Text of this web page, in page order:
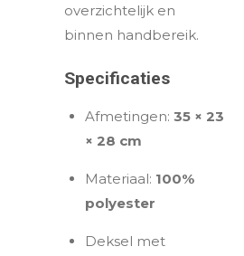
overzichtelijk en
binnen handbereik.
Specificaties
Afmetingen: 35 × 23
× 28 cm
Materiaal: 100%
polyester
Deksel met